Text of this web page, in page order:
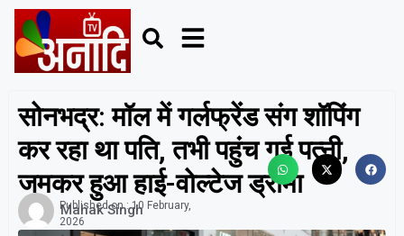
सोनभद्र: मॉल में गर्लफ्रेंड संग शॉपिंग
कर रहा था पति, तभी पहुंच गई पत्नी,
जमकर हुआ हाई-वोल्टेज ड्रामा
Mahak Singh
Published on : 10 February,
2026